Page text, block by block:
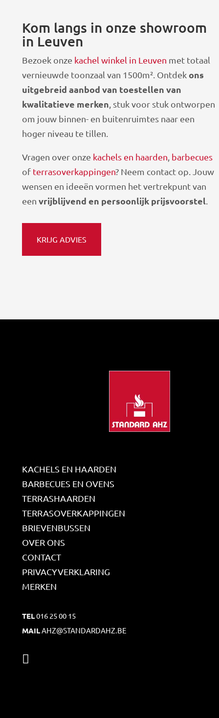
Kom langs in onze showroom
in Leuven
Bezoek onze kachel winkel in Leuven met totaal
vernieuwde toonzaal van 1500m². Ontdekons
uitgebreid aanbod van toestellen van
kwalitatieve merken , stuk voor stuk ontworpen
om jouw binnen- en buitenruimtes naar een
hoger niveau te tillen.
Vragen over onze kachels en haarden barbecues
of terrasoverkappingen? Neem contact op. Jouw
wensen en ideeën vormen het vertrekpunt van
een vrijblijvend en persoonlijk prijsvoorstel
KRIJG ADVIES
KACHELS EN HAARDEN
BARBECUES EN OVENS
TERRASHAARDEN
TERRASOVERKAPPINGEN
BRIEVENBUSSEN
OVER ONS
CONTACT
PRIVACYVERKLARING
MERKEN
TEL016 25 00 15
MAIL AHZ@STANDARDAHZ.BE
